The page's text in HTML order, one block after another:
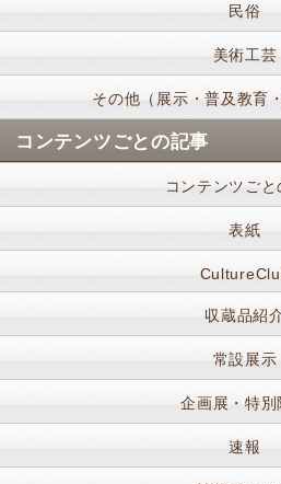
民俗
美術工芸
その他（展示・普及教育
コンテンツごとの記事
コンテンツご
表紙
収蔵品紹
常設展示
企画展・特別
速報